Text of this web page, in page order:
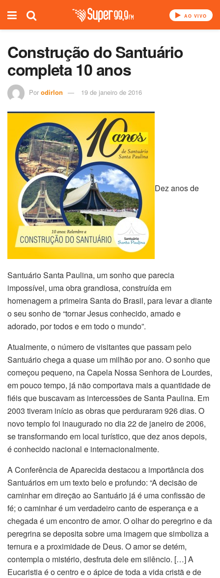
AO VIVO
Construção do Santuário
completa 10 anos
Por odirlon 19 de janeiro de 2016
Dez anos de
Santuário Santa Paulina, um sonho que parecia
impossível, uma obra grandiosa, construída em
homenagem a primeira Santa do Brasil, para levar a diante
o seu sonho de “tornar Jesus conhecido, amado e
adorado, por todos e em todo o mundo”.
Atualmente, o número de visitantes que passam pelo
Santuário chega a quase um milhão por ano. O sonho que
começou pequeno, na Capela Nossa Senhora de Lourdes,
em pouco tempo, já não comportava mais a quantidade de
fiéis que buscavam as intercessões de Santa Paulina. Em
2003 tiveram início as obras que perduraram 926 dias. O
novo templo foi inaugurado no dia 22 de janeiro de 2006,
se transformando em local turístico, que dez anos depois,
é conhecido nacional e internacionalmente.
A Conferência de Aparecida destacou a importância dos
Santuários em um texto belo e profundo: “A decisão de
caminhar em direção ao Santuário já é uma confissão de
fé; o caminhar é um verdadeiro canto de esperança e a
chegada é um encontro de amor. O olhar do peregrino e da
peregrina se deposita sobre uma imagem que simboliza a
ternura e a proximidade de Deus. O amor se detém,
contempla o mistério, desfruta dele em silêncio. […] A
Eucaristia é o centro e o ápice de toda a vida cristã e de